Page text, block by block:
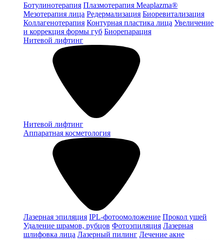
Ботулинотерапия Плазмотерапия Meaplazma®
Мезотерапия лица Редермализация Биоревитализация
Коллагенотерапия Контурная пластика лица Увеличение
и коррекция формы губ Биорепарация
Нитевой лифтинг
Нитевой лифтинг
Аппаратная косметология
Лазерная эпиляция IPL-фотоомоложение Прокол ушей
Удаление шрамов, рубцов Фотоэпиляция Лазерная
шлифовка лица Лазерный пилинг Лечение акне